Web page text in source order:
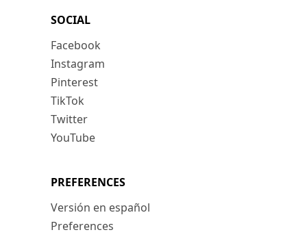
SOCIAL
Facebook
Instagram
Pinterest
TikTok
Twitter
YouTube
PREFERENCES
Versión en español
Preferences